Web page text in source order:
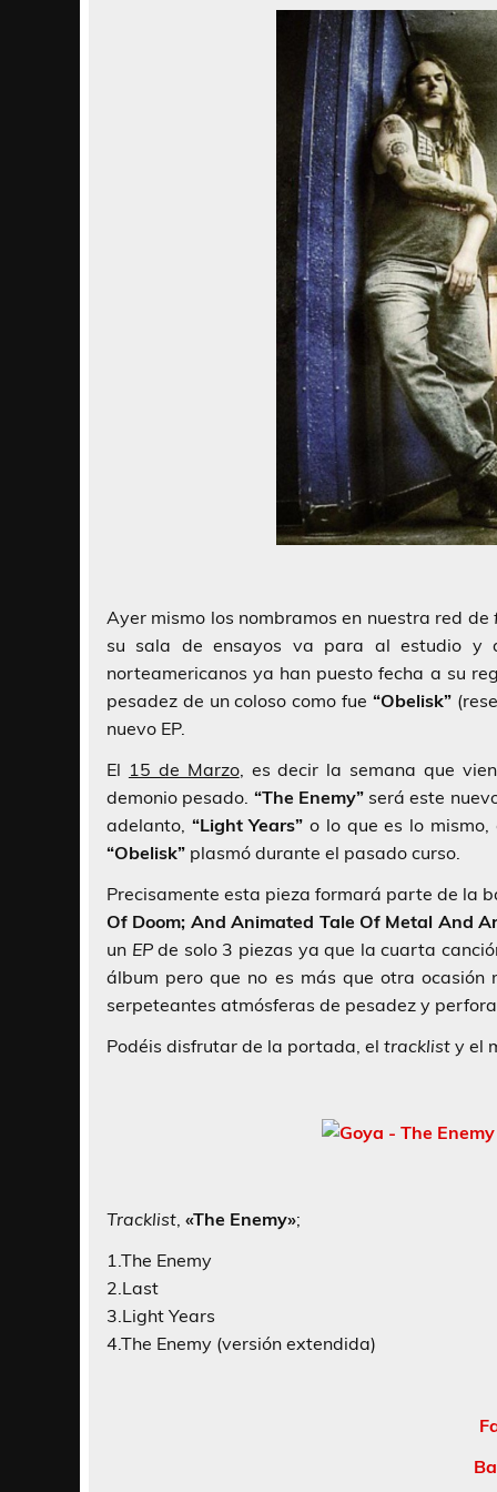
Ayer mismo los nombramos en nuestra red de
su sala de ensayos va para al estudio y
norteamericanos ya han puesto fecha a su
pesadez de un coloso como fue “Obelisk”
nuevo EP.
El 15 de Marzo, es decir la semana que
demonio pesado. “The Enemy”será este
adelanto, “Light Years” o lo que es lo
“Obelisk” plasmó durante el pasado curso.
Precisamente esta pieza formará parte de la
Of Doom; And Animated Tale Of Metal And
un EPde solo 3 piezas ya que la cuarta
álbum pero que no es más que otra
serpeteantes atmósferas de pesadez y
Podéis disfrutar de la portada, el tracklist y el
Tracklist, «The Enemy»;
1.The Enemy
2.Last
3.Light Years
4.The Enemy (versión extendida)